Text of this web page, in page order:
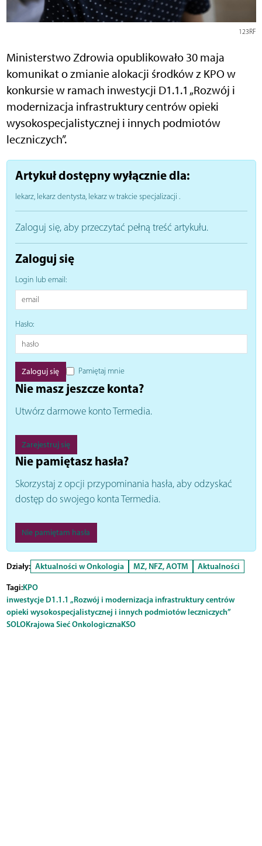
123RF
Ministerstwo Zdrowia opublikowało 30 maja
komunikat o zmianie alokacji środków z KPO w
konkursie w ramach inwestycji D1.1.1 „Rozwój i
modernizacja infrastruktury centrów opieki
wysokospecjalistycznej i innych podmiotów
leczniczych”.
Artykuł dostępny wyłącznie dla:
lekarz, lekarz dentysta, lekarz w trakcie specjalizacji .
Zaloguj się, aby przeczytać pełną treść artykułu.
Zaloguj się
Login lub email:
Hasło:
Pamiętaj mnie
Nie masz jeszcze konta?
Utwórz darmowe konto Termedia.
Zarejestruj się
Nie pamiętasz hasła?
Skorzystaj z opcji przypominania hasła, aby odzyskać
dostęp do swojego konta Termedia.
Nie pamiętam hasła
Działy: Aktualności w Onkologia MZ, NFZ, AOTM
Aktualności
Tagi:KPO
inwestycje D1.1.1 „Rozwój i modernizacja infrastruktury centrów
opieki wysokospecjalistycznej i innych podmiotów leczniczych”
SOLOKrajowa Sieć OnkologicznaKSO